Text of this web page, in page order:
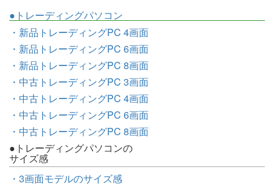
●トレーディングパソコン
・新品トレーディングPC 4画面
・新品トレーディングPC 6画面
・新品トレーディングPC 8画面
・中古トレーディングPC 3画面
・中古トレーディングPC 4画面
・中古トレーディングPC 6画面
・中古トレーディングPC 8画面
●トレーディングパソコンの
サイズ感
・3画面モデルのサイズ感